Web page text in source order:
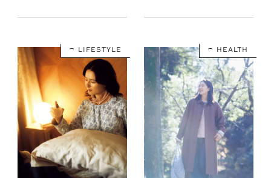
取り入れていること
LIFESTYLE HEALTH